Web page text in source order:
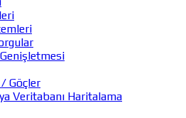
Göçler
Veritabanı Haritalama